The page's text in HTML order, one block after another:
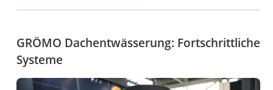
GRÖMO Dachentwässerung: Fortschrittliche
Systeme